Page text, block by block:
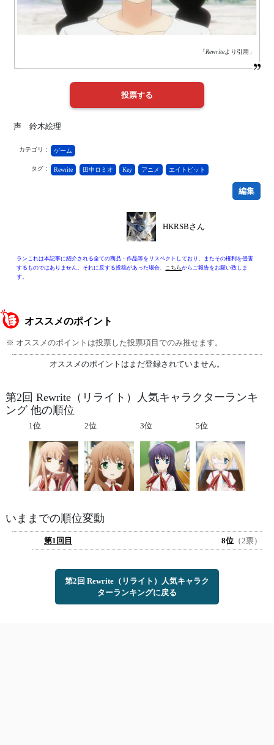
「Rewriteより引用」
声 鈴木絵理
カテゴリ： ゲーム
タグ： Rewrite 田中ロミオ Key アニメ エイトビット
編集
HKRSBさん
ランこれは本記事に紹介される全ての商品・作品等をリスペクトしており、またその権利を侵害
するものではありません。それに反する投稿があった場合、 こちらからご報告をお願い致しま
す。
オススメのポイント
※ オススメのポイントは投票した投票項目でのみ推せます。
オススメのポイントはまだ登録されていません。
第2回 Rewrite（リライト）人気キャラクターランキ
ング 他の順位
1位 2位 3位 5位
いままでの順位変動
第1回目 8位 （2票）
第2回 Rewrite（リライト）人気キャラク
ターランキングに戻る